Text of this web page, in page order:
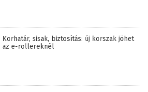
Korhatár, sisak, biztosítás: új korszak jöhet
az e-rollereknél